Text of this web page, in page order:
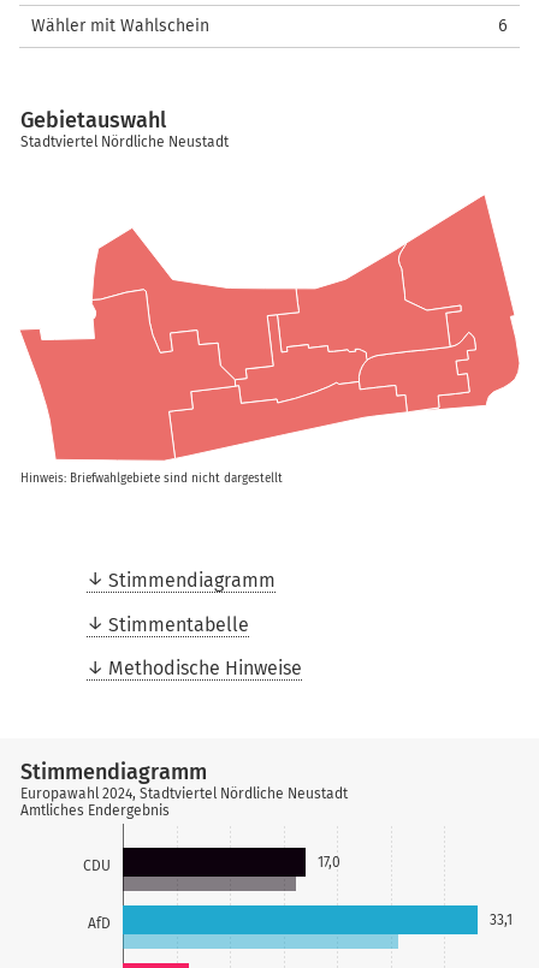
Wähler mit Wahlschein 6
Hinweis: Briefwahlgebiete sind nicht dargestellt
Gebietauswahl
Stadtviertel Nördliche Neustadt
Stimmendiagramm
Stimmentabelle
Methodische Hinweise
CDU
AfD
17,0
33,1
Stimmendiagramm
Europawahl 2024, Stadtviertel Nördliche Neustadt
Amtliches Endergebnis